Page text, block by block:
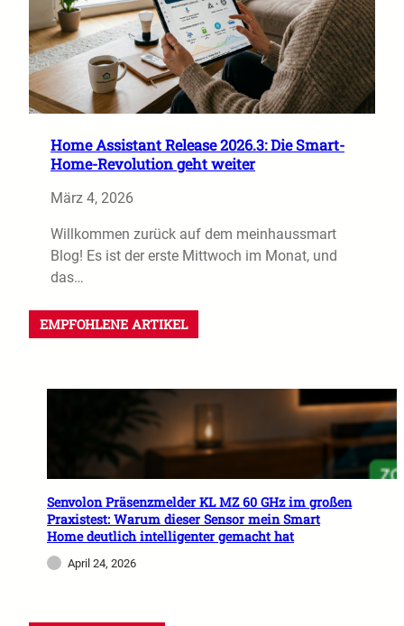
Home Assistant Release 2026.3: Die Smart-
Home-Revolution geht weiter
März 4, 2026
Willkommen zurück auf dem meinhaussmart
Blog! Es ist der erste Mittwoch im Monat, und
das…
EMPFOHLENE ARTIKEL
Senvolon Präsenzmelder KL MZ 60 GHz im großen
Praxistest: Warum dieser Sensor mein Smart
Home deutlich intelligenter gemacht hat
April 24, 2026